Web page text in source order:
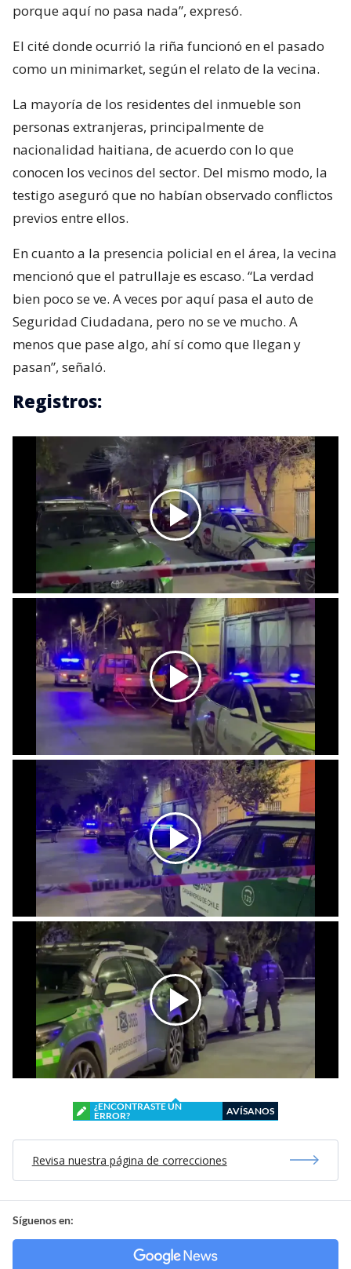
porque aquí no pasa nada”, expresó.
El cité donde ocurrió la riña funcionó en el pasado
como un minimarket, según el relato de la vecina.
La mayoría de los residentes del inmueble son
personas extranjeras, principalmente de
nacionalidad haitiana, de acuerdo con lo que
conocen los vecinos del sector. Del mismo modo, la
testigo aseguró que no habían observado conflictos
previos entre ellos.
En cuanto a la presencia policial en el área, la vecina
mencionó que el patrullaje es escaso. “La verdad
bien poco se ve. A veces por aquí pasa el auto de
Seguridad Ciudadana, pero no se ve mucho. A
menos que pase algo, ahí sí como que llegan y
pasan”, señaló.
Registros:
¿ENCONTRASTE UN
ERROR?
AVÍSANOS
Revisa nuestra página de correcciones
Síguenos en: